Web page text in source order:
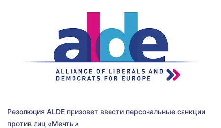
Резолюция ALDE призовет ввести персональные санкции
против лиц «Мечты»